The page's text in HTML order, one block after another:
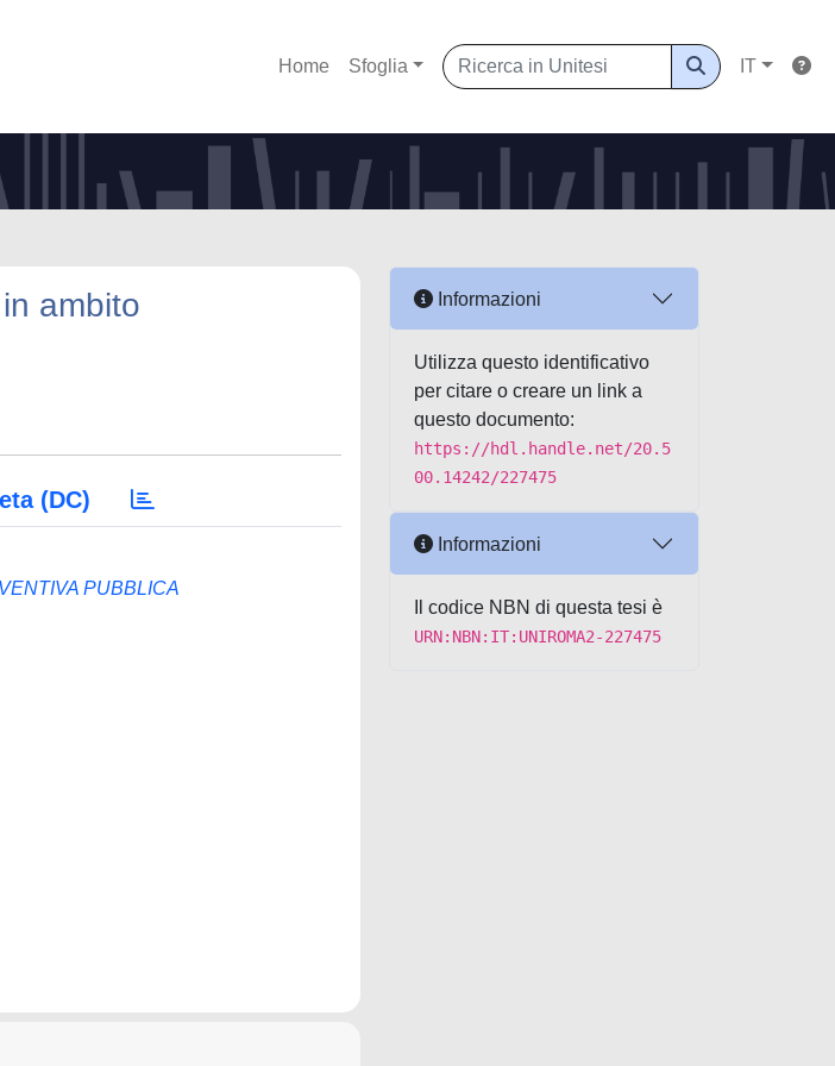
Home Sfoglia IT
ambito
(DC)
PUBBLICA
Informazioni
Utilizza questo identificativo
per citare o creare un link a
questo documento:
https://hdl.handle.net/20.5
00.14242/227475
Informazioni
Il codice NBN di questa tesi è
URN:NBN:IT:UNIROMA2-227475